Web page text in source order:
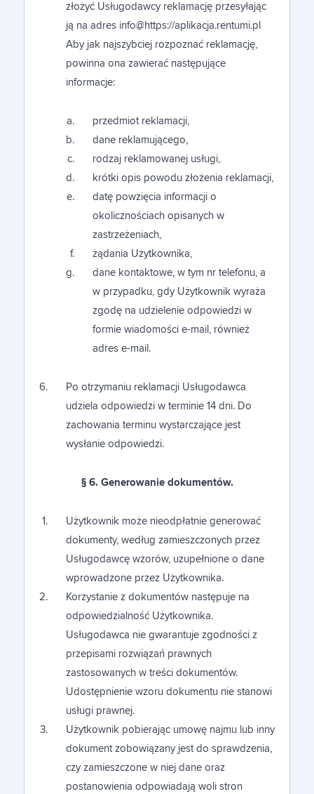
złożyć Usługodawcy reklamację przesyłając
ją na adres info@https://aplikacja.rentumi.pl
Aby jak najszybciej rozpoznać reklamację,
powinna ona zawierać następujące
informacje:
przedmiot reklamacji,
dane reklamującego,
rodzaj reklamowanej usługi,
krótki opis powodu złożenia reklamacji,
datę powzięcia informacji o
okolicznościach opisanych w
zastrzeżeniach,
żądania Użytkownika,
dane kontaktowe, w tym nr telefonu, a
w przypadku, gdy Użytkownik wyraża
zgodę na udzielenie odpowiedzi w
formie wiadomości e-mail, również
adres e-mail.
Po otrzymaniu reklamacji Usługodawca
udziela odpowiedzi w terminie 14 dni. Do
zachowania terminu wystarczające jest
wysłanie odpowiedzi.
§ 6. Generowanie dokumentów.
Użytkownik może nieodpłatnie generować
dokumenty, według zamieszczonych przez
Usługodawcę wzorów, uzupełnione o dane
wprowadzone przez Użytkownika.
Korzystanie z dokumentów następuje na
odpowiedzialność Użytkownika.
Usługodawca nie gwarantuje zgodności z
przepisami rozwiązań prawnych
zastosowanych w treści dokumentów.
Udostępnienie wzoru dokumentu nie stanowi
usługi prawnej.
Użytkownik pobierając umowę najmu lub inny
dokument zobowiązany jest do sprawdzenia,
czy zamieszczone w niej dane oraz
postanowienia odpowiadają woli stron